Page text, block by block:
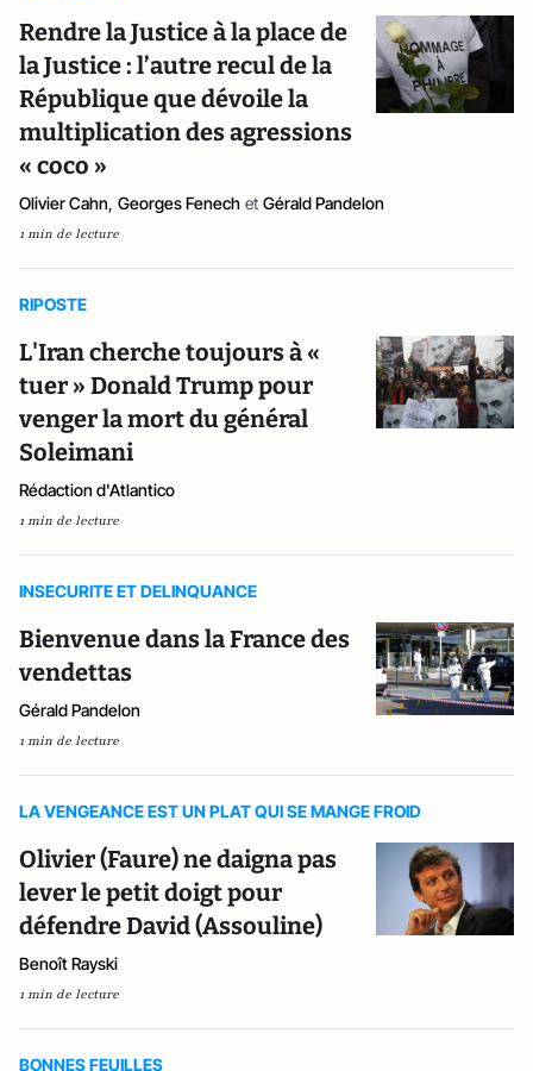
Rendre la Justice à la place de
la Justice : l’autre recul de la
République que dévoile la
multiplication des agressions
« coco »
Olivier Cahn, Georges Fenech et Gérald Pandelon
1 min de lecture
RIPOSTE
L'Iran cherche toujours à «
tuer » Donald Trump pour
venger la mort du général
Soleimani
Rédaction d'Atlantico
1 min de lecture
INSECURITE ET DELINQUANCE
Bienvenue dans la France des
vendettas
Gérald Pandelon
1 min de lecture
LA VENGEANCE EST UN PLAT QUI SE MANGE FROID
Olivier (Faure) ne daigna pas
lever le petit doigt pour
défendre David (Assouline)
Benoît Rayski
1 min de lecture
BONNES FEUILLES